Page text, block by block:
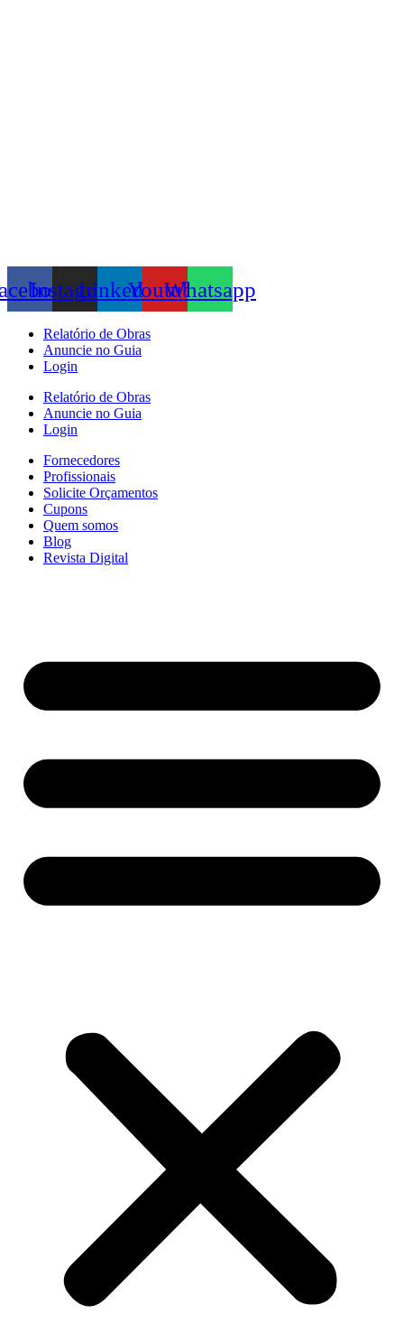
InstagramLinkedinYoutubeWhatsapp
Relatório de Obras
Anuncie no Guia
Login
Relatório de Obras
Anuncie no Guia
Login
Fornecedores
Profissionais
Solicite Orçamentos
Cupons
Quem somos
Blog
Revista Digital